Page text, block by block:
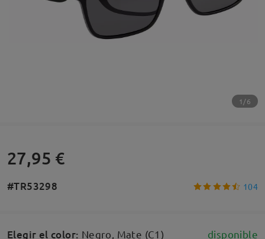
1/6
27,95 €
#TR53298 104
Elegir el color: Negro, Mate (C1) disponible